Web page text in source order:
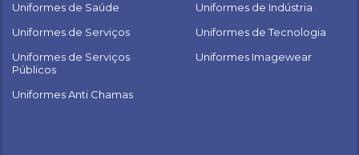
Uniformes de Saúde
Uniformes de Indústria
Uniformes de Serviços
Uniformes de Tecnologia
Uniformes de Serviços
Públicos
Uniformes Imagewear
Uniformes Anti Chamas